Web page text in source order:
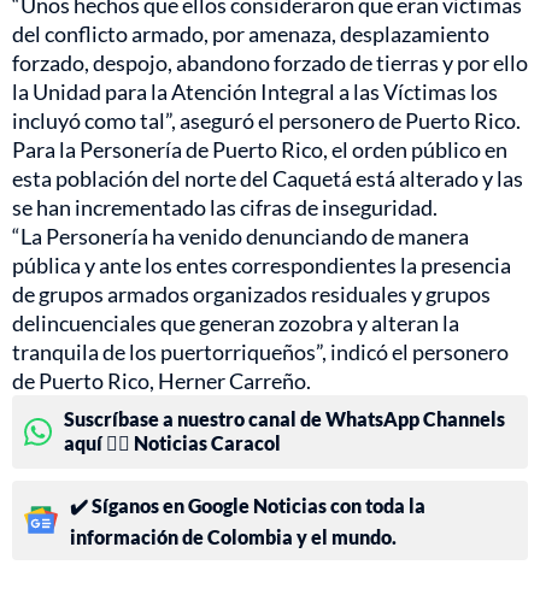
del conflicto armado, por amenaza, desplazamiento
forzado, despojo, abandono forzado de tierras y por ello
la Unidad para la Atención Integral a las Víctimas los
incluyó como tal”, aseguró el personero de Puerto Rico.
Para la Personería de Puerto Rico, el orden público en
esta población del norte del Caquetá está alterado y las
se han incrementado las cifras de inseguridad.
“La Personería ha venido denunciando de manera
pública y ante los entes correspondientes la presencia
de grupos armados organizados residuales y grupos
delincuenciales que generan zozobra y alteran la
tranquila de los puertorriqueños”, indicó el personero
de Puerto Rico, Herner Carreño.
Suscríbase a nuestro canal de WhatsApp Channels
aquí 👉🏻 Noticias Caracol
✔️ Síganos en Google Noticias con toda la
información de Colombia y el mundo.